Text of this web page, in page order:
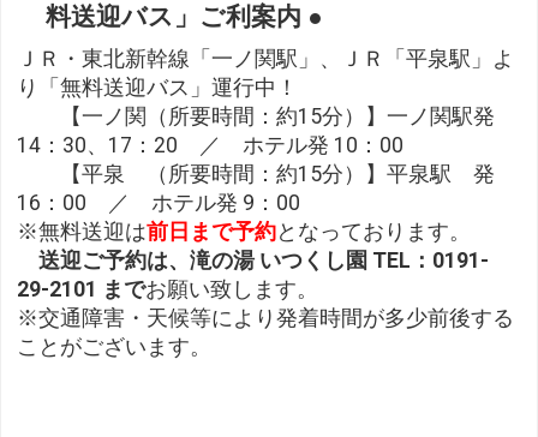
料送迎バス」ご利案内 ●
ＪＲ・東北新幹線「一ノ関駅」、ＪＲ「平泉駅」よ
り「無料送迎バス」運行中！
【一ノ関（所要時間：約15分）】一ノ関駅発
14：30、17：20 ／ ホテル発 10：00
【平泉 （所要時間：約15分）】平泉駅 発
16：00 ／ ホテル発 9：00
※無料送迎は前日まで予約となっております。
送迎ご予約は、滝の湯 いつくし園 TEL：0191-
29-2101 までお願い致します。
※交通障害・天候等により発着時間が多少前後する
ことがございます。